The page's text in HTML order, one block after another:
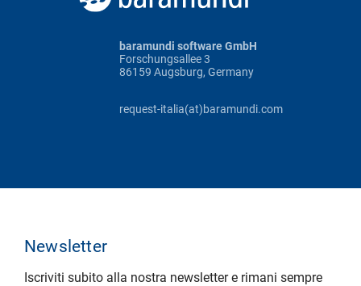
baramundi software GmbH
Forschungsallee 3
86159 Augsburg, Germany
request-italia(at)baramundi.com
Newsletter
Iscriviti subito alla nostra newsletter e rimani sempre